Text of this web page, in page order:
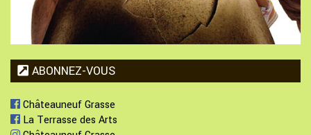
ABONNEZ-VOUS
Châteauneuf Grasse
La Terrasse des Arts